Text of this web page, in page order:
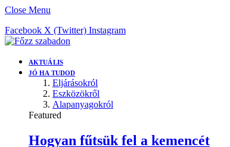
Close Menu
Facebook X (Twitter) Instagram
AKTUÁLIS
JÓ HA TUDOD
Eljárásokról
Eszközökről
Alapanyagokról
Featured
Hogyan fűtsük fel a kemencét